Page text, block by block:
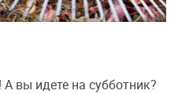
вы идете на субботник?